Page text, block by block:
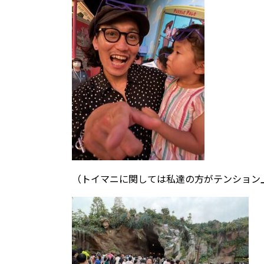
（トイマニに関しては私達の方がテンション